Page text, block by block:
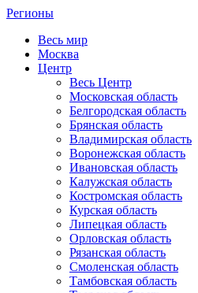
Регионы
Весь мир
Москва
Центр
Весь Центр
Московская область
Белгородская область
Брянская область
Владимирская область
Воронежская область
Ивановская область
Калужская область
Костромская область
Курская область
Липецкая область
Орловская область
Рязанская область
Смоленская область
Тамбовская область